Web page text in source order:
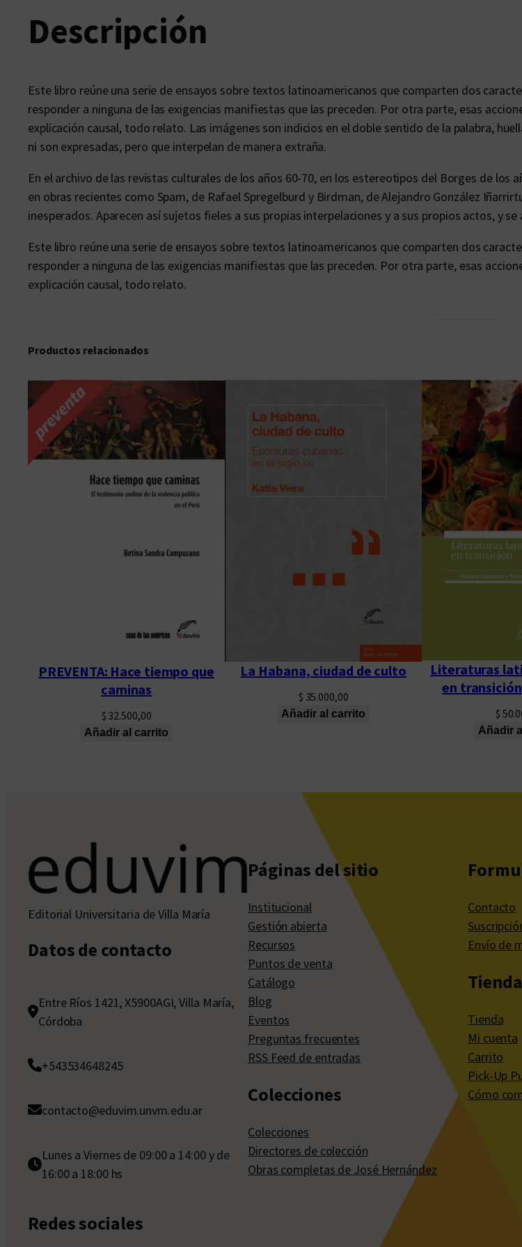
a
d
Descripción
Este libro reúne una serie de ensayos sobre textos latinoamericanos que comparten dos
responder a ninguna de las exigencias manifiestas que las preceden. Por otra parte, esas
explicación causal, todo relato. Las imágenes son indicios en el doble sentido de la palabra,
ni son expresadas, pero que interpelan de manera extraña.
En el archivo de las revistas culturales de los años 60-70, en los estereotipos del Borges de los
en obras recientes como Spam, de Rafael Spregelburd y Birdman, de Alejandro González
inesperados. Aparecen así sujetos fieles a sus propias interpelaciones y a sus propios actos, y
Este libro reúne una serie de ensayos sobre textos latinoamericanos que comparten dos
responder a ninguna de las exigencias manifiestas que las preceden. Por otra parte, esas
explicación causal, todo relato.
Productos relacionados
PREVENTA: Hace tiempo que
caminas
$ 32.500,00
Añadir al carrito
La Habana, ciudad de culto
$ 35.000,00
Añadir al carrito
Literaturas
en
$
Añadir
Editorial Universitaria de Villa María
Datos de contacto
Entre Ríos 1421, X5900AGI, Villa María,
Córdoba
+543534648245
contacto@eduvim.unvm.edu.ar
Lunes a Viernes de 09:00 a 14:00 y de
16:00 a 18:00 hs
Redes sociales
Páginas del sitio
Institucional
Gestión abierta
Recursos
Puntos de venta
Catálogo
Blog
Eventos
Preguntas frecuentes
RSS Feed de entradas
Colecciones
Colecciones
Directores de colección
Obras completas de José Hernández
Contacto
Envío de
Tienda
Mi cuenta
Carrito
Pick-Up
Cómo